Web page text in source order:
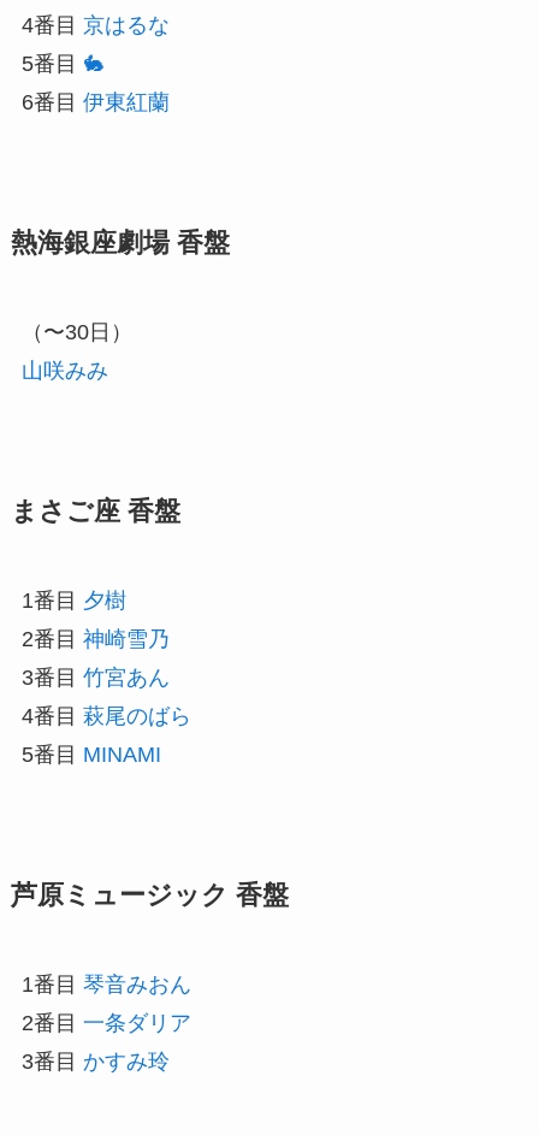
4番目 京はるな
5番目 🐇
6番目 伊東紅蘭
熱海銀座劇場 香盤
（〜30日）
山咲みみ
まさご座 香盤
1番目 夕樹
2番目 神崎雪乃
3番目 竹宮あん
4番目 萩尾のばら
5番目 MINAMI
芦原ミュージック 香盤
1番目 琴音みおん
2番目 一条ダリア
3番目 かすみ玲